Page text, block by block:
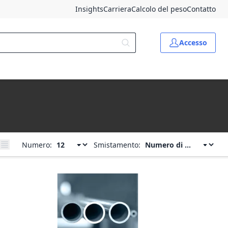
InsightsCarrieraCalcolo del pesoContatto
Accesso
Numero: Smistamento: